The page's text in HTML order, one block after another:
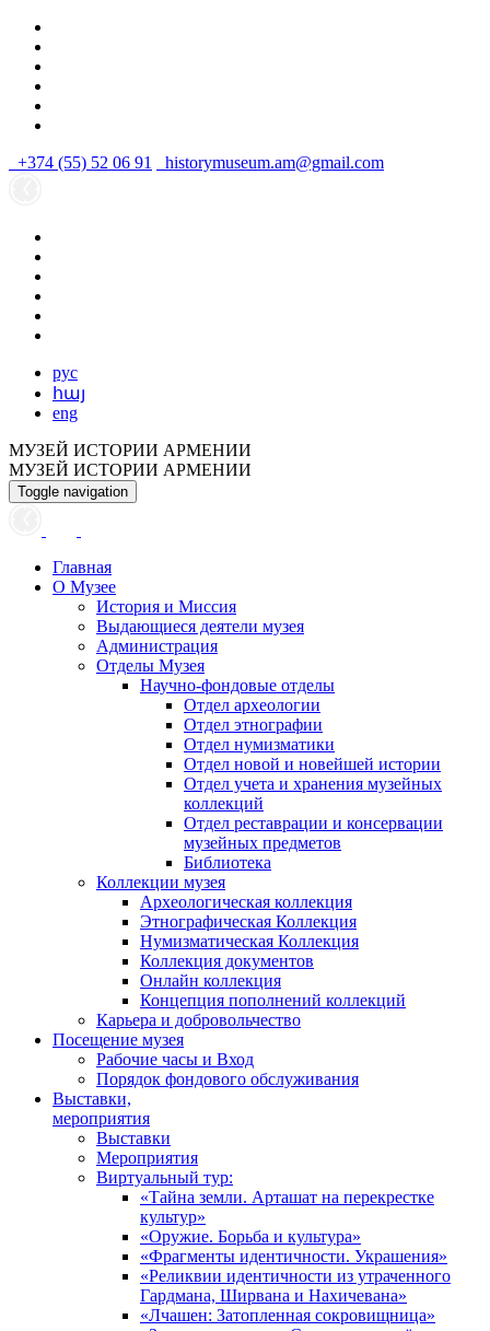
+374 (55) 52 06 91 historymuseum.am@gmail.com
рус
հայ
eng
МУЗЕЙ ИСТОРИИ АРМЕНИИ
МУЗЕЙ ИСТОРИИ АРМЕНИИ
Toggle navigation
Главная
О Музее
История и Миссия
Выдающиеся деятели музея
Администрация
Отделы Музея
Научно-фондовые отделы
Отдел археологии
Отдел этнографии
Отдел нумизматики
Отдел новой и новейшей истории
Отдел учета и хранения музейных
коллекций
Отдел реставрации и консервации
музейных предметов
Библиотека
Коллекции музея
Археологическая коллекция
Этнографическая Коллекция
Нумизматическая Коллекция
Коллекция документов
Онлайн коллекция
Концепция пополнений коллекций
Карьера и добровольчество
Посещение музея
Рабочие часы и Вход
Порядок фондового обслуживания
Выставки,
мероприятия
Выставки
Мероприятия
Виртуальный тур:
«Тайна земли. Арташат на перекрестке
культур»
«Оружие. Борьба и культура»
«Фрагменты идентичности. Украшения»
«Реликвии идентичности из утраченного
Гардмана, Ширвана и Нахичевана»
«Лчашен: Затопленная сокровищница»